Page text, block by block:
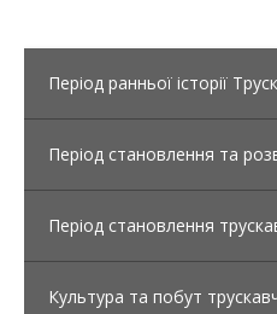
Період ранньої історії
Період становлення та
Період становлення
Культура та побут